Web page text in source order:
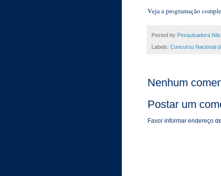
Veja a programação
Posted by Pesquisadora
Labels: Concurso Nacional
Nenhum
Postar um
Favor informar endereço